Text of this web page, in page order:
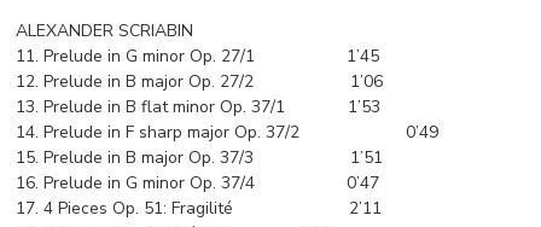
ALEXANDER SCRIABIN
11. Prelude in G minor Op. 27/1 1’45
12. Prelude in B major Op. 27/2 1’06
13. Prelude in B flat minor Op. 37/1 1’53
14. Prelude in F sharp major Op. 37/2 0’49
15. Prelude in B major Op. 37/3 1’51
16. Prelude in G minor Op. 37/4 0’47
17. 4 Pieces Op. 51: Fragilité 2’11